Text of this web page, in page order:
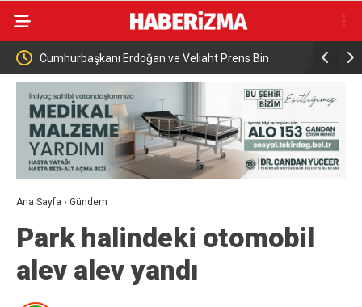
ortak Cumhurbaşkanı Erdoğan ve Veliaht Prens Bin
Selman Mekkede Görüştü
Türkiye,
savunma
Ana Sayfa › Gündem
Park halindeki otomobil
alev alev yandı